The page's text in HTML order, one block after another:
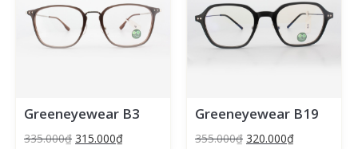
Greeneyewear B3
335.000₫ 315.000₫
Greeneyewear B19
355.000₫ 320.000₫